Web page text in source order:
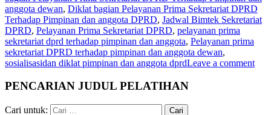
anggota dewan, Diklat bagian Pelayanan Prima Sekretariat DPRD
Terhadap Pimpinan dan anggota DPRD, Jadwal Bimtek Sekretariat
DPRD, Pelayanan Prima Sekretariat DPRD, pelayanan prima
sekretariat dprd terhadap pimpinan dan anggota, Pelayanan prima
sekretariat DPRD terhadap pimpinan dan anggota dewan,
sosialisasidan diklat pimpinan dan anggota dprdLeave a comment
PENCARIAN JUDUL PELATIHAN
Cari untuk: